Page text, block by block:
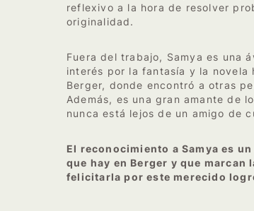
reflexivo a la hora de resolver
originalidad.
Fuera del trabajo, Samya es una
interés por la fantasía y la novela
Berger, donde encontró a otras
Además, es una gran amante de
nunca está lejos de un amigo de
El reconocimiento a Samya es
que hay en Berger y que
felicitarla por este merecido